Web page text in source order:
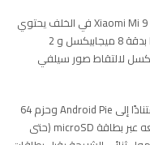
بقدر ما يتعلق الأمر بالكاميرات ، فإن هاتف Xiaomi Mi 9 Lite في الخلف يحتوي
على كاميرا أساسية بدقة 48 ميجابكسل ؛ كاميرا بدقة 8 ميجابيكسل و 2
بكاميرا أمامية بدقة 32 ميجابكسل لالتقاط صور سيلفي
يعمل Xiaomi Mi 9 Lite على تشغيل MIUI 10 استنادًا إلى Android Pie وحزم 64
جيجابايت من التخزين المدمج الذي يمكن توسيعه عبر بطاقة microSD (حتى